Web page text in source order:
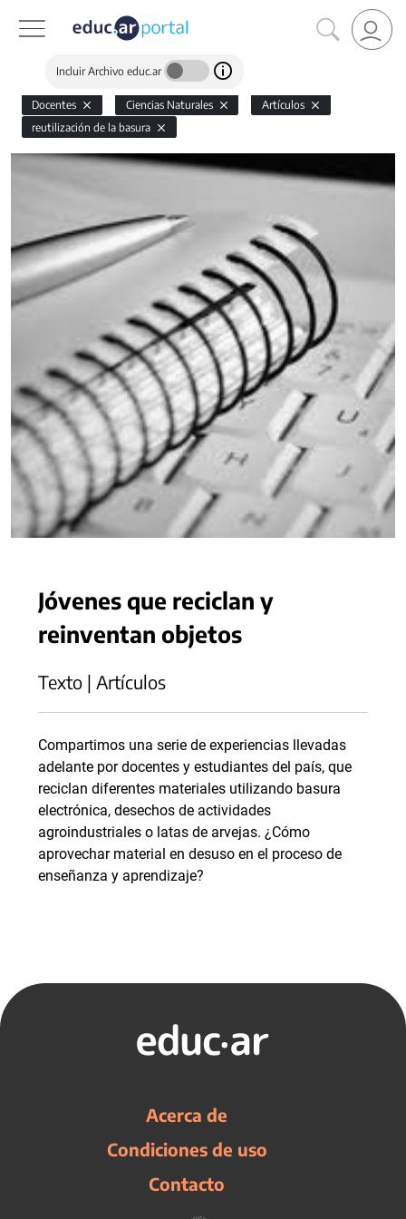
Incluir Archivo educ.ar
Docentes Ciencias Naturales
Artículos
reutilización de la basura
Jóvenes que reciclan y
reinventan objetos
Texto | Artículos
Compartimos una serie de experiencias llevadas
adelante por docentes y estudiantes del país, que
reciclan diferentes materiales utilizando basura
electrónica, desechos de actividades
agroindustriales o latas de arvejas. ¿Cómo
aprovechar material en desuso en el proceso de
enseñanza y aprendizaje?
Acerca de
Condiciones de uso
Contacto